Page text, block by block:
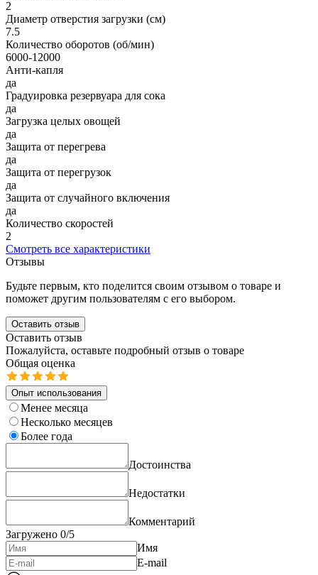
2
Диаметр отверстия загрузки (см)
7.5
Количество оборотов (об/мин)
6000-12000
Анти-капля
да
Градуировка резервуара для сока
да
Загрузка целых овощей
да
Защита от перегрева
да
Защита от перегрузок
да
Защита от случайного включения
да
Количество скоростей
2
Смотреть все характеристики
Отзывы
Будьте первым, кто поделится своим отзывом о товаре и
поможет другим пользователям с его выбором.
Оставить отзыв
Оставить отзыв
Пожалуйста, оставьте подробный отзыв о товаре
Общая оценка
Опыт использования
Менее месяца
Несколько месяцев
Более года
Достоинства
Недостатки
Комментарий
Загружено 0/5
Имя
E-mail